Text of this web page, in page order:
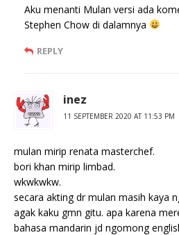
Aku menanti Mulan versi ada
Stephen Chow di dalamnya
REPLY
inez
11 SEPTEMBER 2020 AT 11:53 PM
mulan mirip renata masterchef.
bori khan mirip limbad.
wkwkwkw.
secara akting dr mulan masih kaya
agak kaku gmn gitu. apa karena
bahasa mandarin jd ngomong